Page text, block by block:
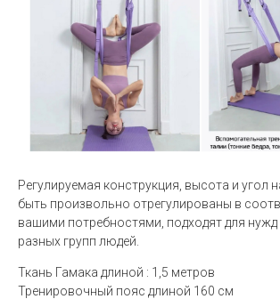
Регулируемая конструкция, высота и угол
быть произвольно отрегулированы в
вашими потребностями, подходят для
разных групп людей.
Ткань Гамака длиной : 1,5 метров
Тренировочный пояс длиной 160 см